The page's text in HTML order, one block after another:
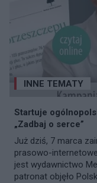
INNE TEMATY
Startuje
„Zadbaj o serce”
Już dziś, 7 marca
prasowo-
jest wydawnictwo
patronat objęło